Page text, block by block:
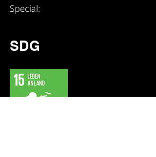
Special:
SDG